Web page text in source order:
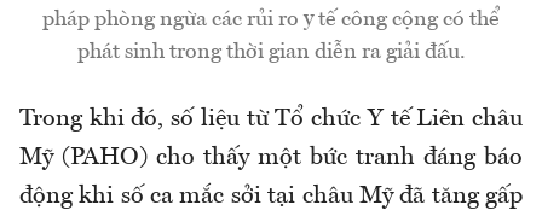
pháp phòng ngừa các rủi ro y tế công cộng có thể
phát sinh trong thời gian diễn ra giải đấu.
Trong khi đó, số liệu từ Tổ chức Y tế Liên châu
Mỹ (PAHO) cho thấy một bức tranh đáng báo
động khi số ca mắc sởi tại châu Mỹ đã tăng gấp